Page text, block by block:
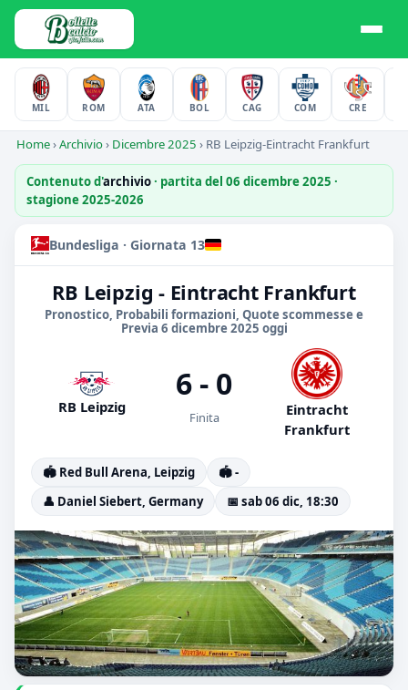
MIL ROM ATA BOL CAG COM CRE
Home›Archivio› Dicembre 2025 › RB Leipzig-Eintracht Frankfurt
Contenuto d'archivio· partita del 06 dicembre 2025 ·
stagione 2025-2026
Bundesliga · Giornata 13
RB Leipzig - Eintracht Frankfurt
Pronostico, Probabili formazioni, Quote scommesse e
Previa 6 dicembre 2025 oggi
RB Leipzig
6 - 0
Finita
Eintracht
Frankfurt
🏟️ Red Bull Arena, Leipzig
🏟️ -
👤 Daniel Siebert, Germany
📅 sab 06 dic, 18:30